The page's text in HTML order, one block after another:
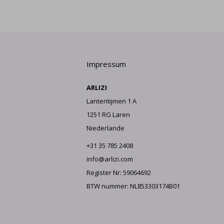
Impressum
ARLIZI
Lantentijmen 1 A
1251 RG Laren
Niederlande
+31 35 785 2408
info@arlizi.com
Register Nr: 59064692
BTW nummer: NL853303174B01